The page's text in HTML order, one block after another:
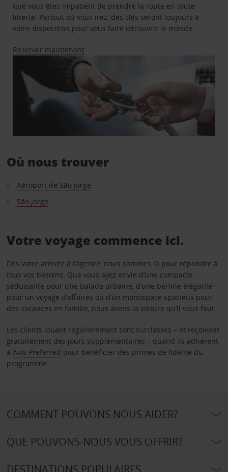
que vous êtes impatient de prendre la route en toute
liberté. Partout où vous irez, des clés seront toujours à
votre disposition pour vous faire découvrir le monde.
Réserver maintenant
Où nous trouver
Aéroport de São Jorge
São Jorge
Votre voyage commence ici.
Dès votre arrivée à l’agence, nous sommes là pour répondre à
tous vos besoins. Que vous ayez envie d’une compacte
séduisante pour une balade urbaine, d’une berline élégante
pour un voyage d’affaires ou d’un monospace spacieux pour
des vacances en famille, nous avons la voiture qu’il vous faut.
Les clients louant régulièrement sont surclassés – et reçoivent
gratuitement des jours supplémentaires – quand ils adhèrent
à Avis Preferred pour bénéficier des primes de fidélité du
programme.
COMMENT POUVONS NOUS AIDER?
QUE POUVONS-NOUS VOUS OFFRIR?
DESTINATIONS POPULAIRES